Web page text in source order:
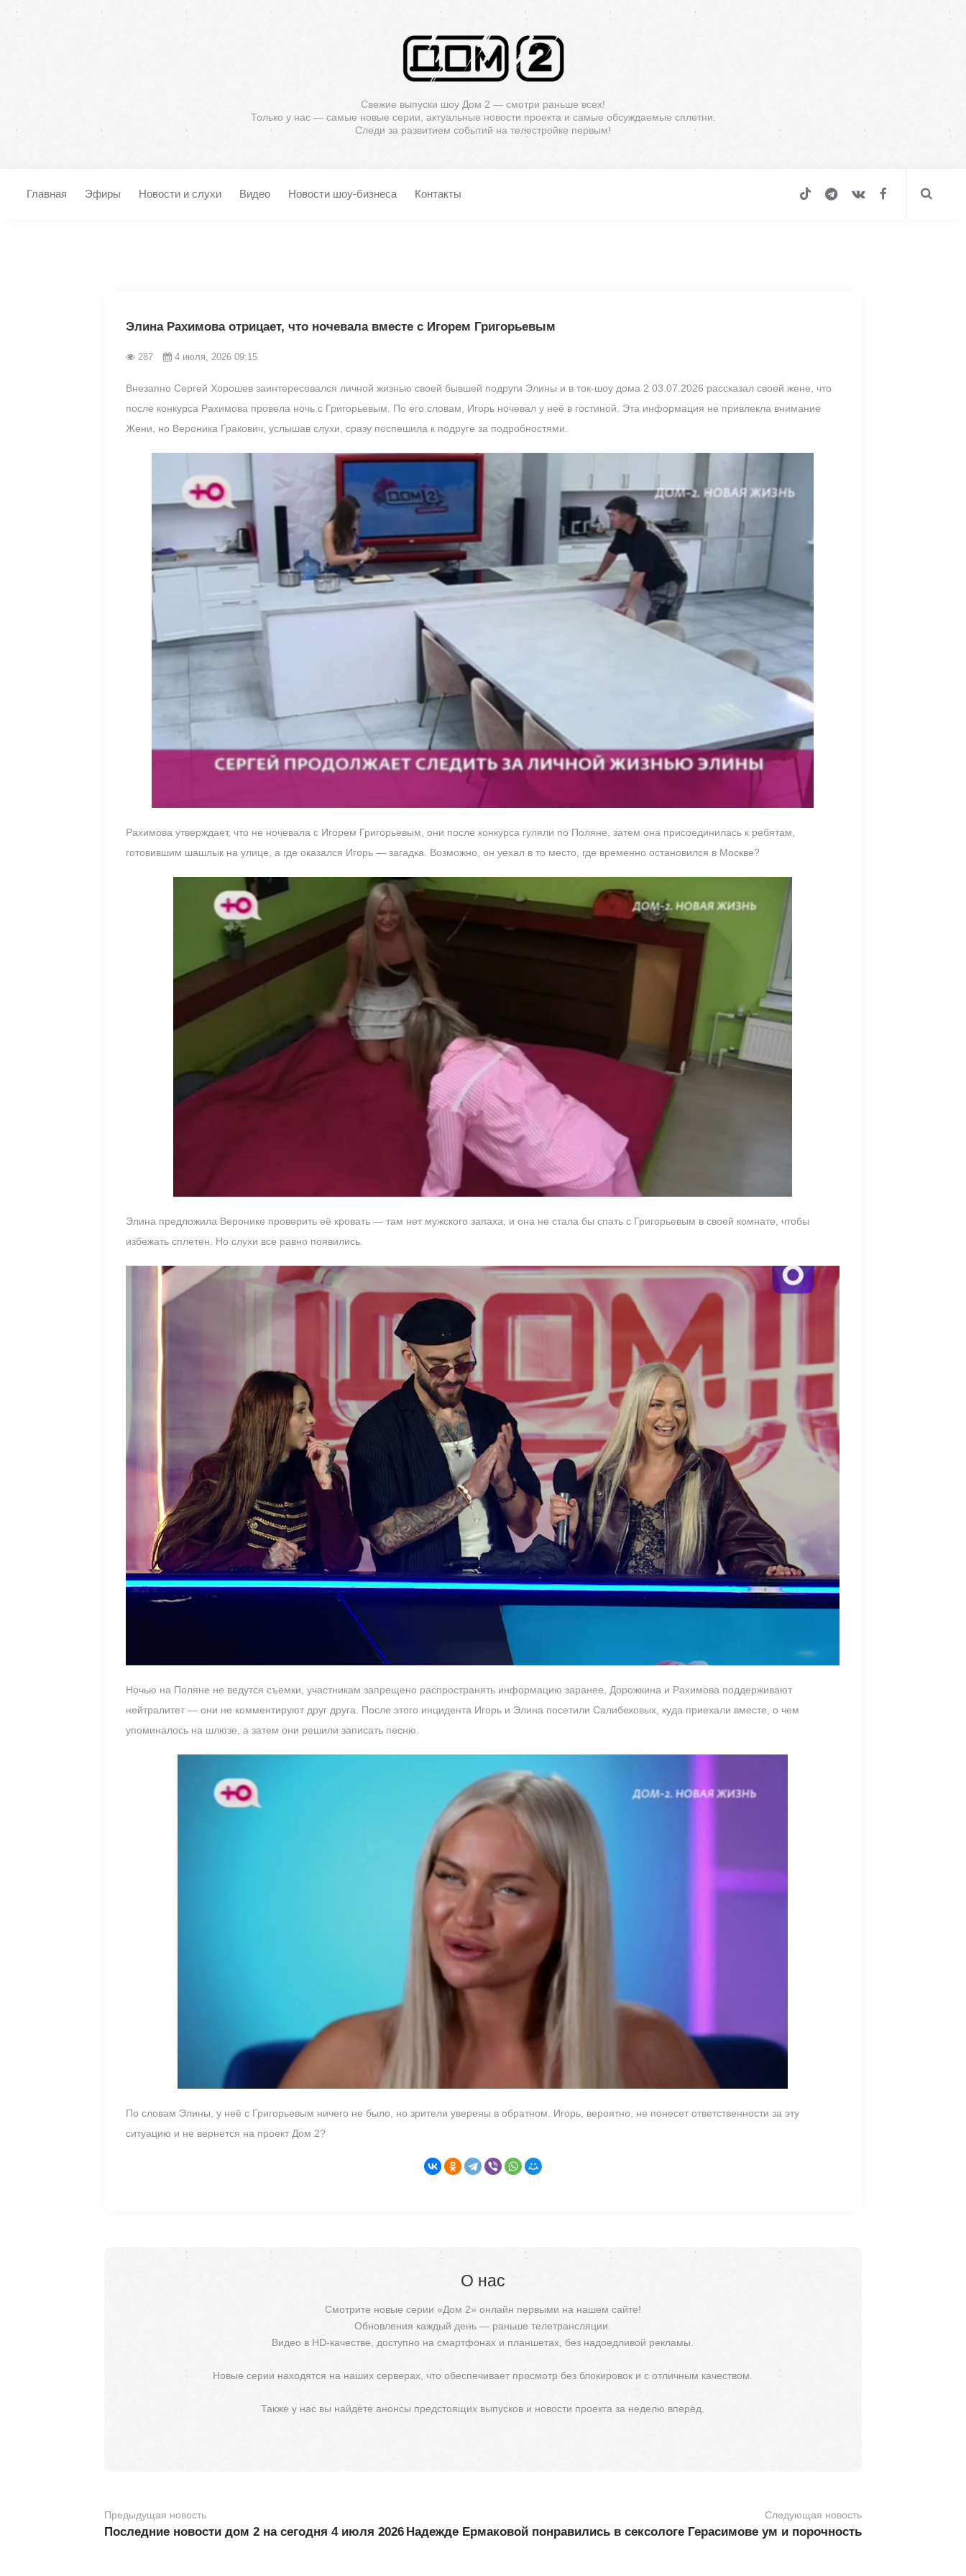
Свежие выпуски шоу Дом 2 — смотри раньше всех!
Только у нас — самые новые серии, актуальные новости проекта и самые обсуждаемые сплетни.
Следи за развитием событий на телестройке первым!
Главная Эфиры Новости и слухи Видео Новости шоу-бизнеса Контакты
Элина Рахимова отрицает, что ночевала вместе с Игорем Григорьевым
287 4 июля, 2026 09:15
Внезапно Сергей Хорошев заинтересовался личной жизнью своей бывшей подруги Элины и в ток-шоу дома 2 03.07.2026 рассказал своей жене, что
после конкурса Рахимова провела ночь с Григорьевым. По его словам, Игорь ночевал у неё в гостиной. Эта информация не привлекла внимание
Жени, но Вероника Гракович, услышав слухи, сразу поспешила к подруге за подробностями.
Рахимова утверждает, что не ночевала с Игорем Григорьевым, они после конкурса гуляли по Поляне, затем она присоединилась к ребятам,
готовившим шашлык на улице, а где оказался Игорь — загадка. Возможно, он уехал в то место, где временно остановился в Москве?
Элина предложила Веронике проверить её кровать — там нет мужского запаха, и она не стала бы спать с Григорьевым в своей комнате, чтобы
избежать сплетен. Но слухи все равно появились.
Ночью на Поляне не ведутся съемки, участникам запрещено распространять информацию заранее, Дорожкина и Рахимова поддерживают
нейтралитет — они не комментируют друг друга. После этого инцидента Игорь и Элина посетили Салибековых, куда приехали вместе, о чем
упоминалось на шлюзе, а затем они решили записать песню.
По словам Элины, у неё с Григорьевым ничего не было, но зрители уверены в обратном. Игорь, вероятно, не понесет ответственности за эту
ситуацию и не вернется на проект Дом 2?
О нас
Смотрите новые серии «Дом 2» онлайн первыми на нашем сайте!
Обновления каждый день — раньше телетрансляции.
Видео в HD-качестве, доступно на смартфонах и планшетах, без надоедливой рекламы.
Новые серии находятся на наших серверах, что обеспечивает просмотр без блокировок и с отличным качеством.
Также у нас вы найдёте анонсы предстоящих выпусков и новости проекта за неделю вперёд.
Предыдущая новость
Последние новости дом 2 на сегодня 4 июля 2026
Следующая новость
Надежде Ермаковой понравились в сексологе Герасимове ум и порочность